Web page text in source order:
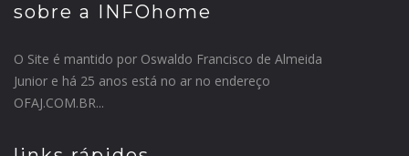
sobre a INFOhome
O Site é mantido por Oswaldo Francisco de Almeida
Junior e há 25 anos está no ar no endereço
OFAJ.COM.BR...